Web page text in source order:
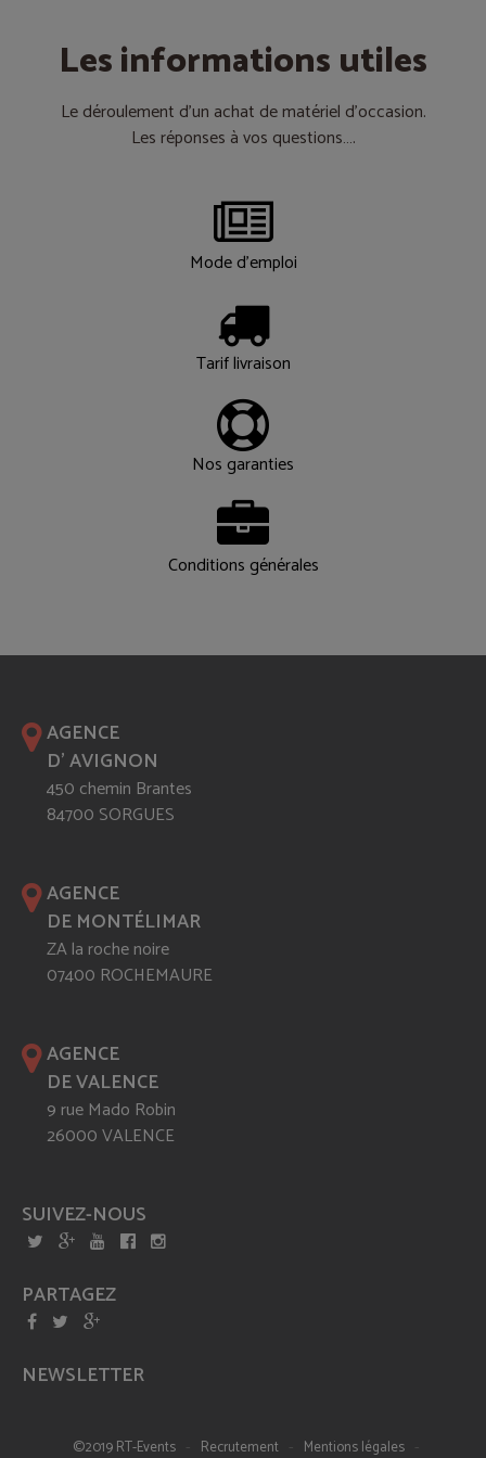
Les informations utiles
Le déroulement d’un achat de matériel d’occasion.
Les réponses à vos questions….
Mode d'emploi
Tarif livraison
Nos garanties
Conditions générales
AGENCE
D' AVIGNON
450 chemin Brantes
84700 SORGUES
AGENCE
DE MONTÉLIMAR
ZA la roche noire
07400 ROCHEMAURE
AGENCE
DE VALENCE
9 rue Mado Robin
26000 VALENCE
SUIVEZ-NOUS
PARTAGEZ
NEWSLETTER
©2019 RT-Events - Recrutement - Mentions légales -